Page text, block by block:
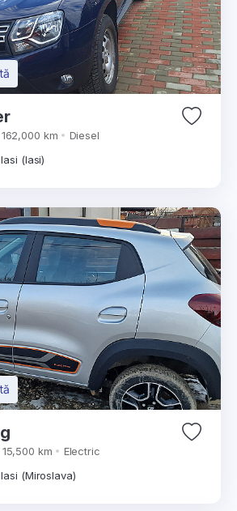
162,000 km
Diesel
Iasi (Iasi)
15,500 km
Electric
Iasi (Miroslava)